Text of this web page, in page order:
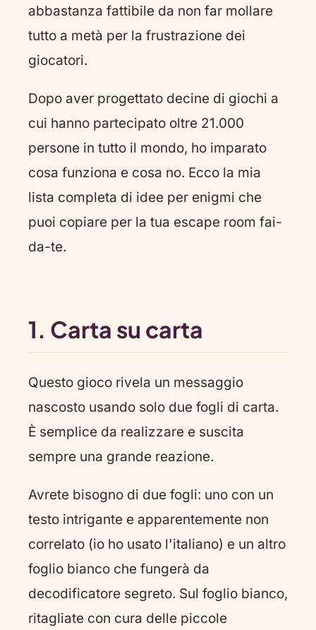
abbastanza fattibile da non far mollare
tutto a metà per la frustrazione dei
giocatori.
Dopo aver progettato decine di giochi a
cui hanno partecipato oltre 21.000
persone in tutto il mondo, ho imparato
cosa funziona e cosa no. Ecco la mia
lista completa di idee per enigmi che
puoi copiare per la tua escape room fai-
da-te.
1. Carta su carta
Questo gioco rivela un messaggio
nascosto usando solo due fogli di carta.
È semplice da realizzare e suscita
sempre una grande reazione.
Avrete bisogno di due fogli: uno con un
testo intrigante e apparentemente non
correlato (io ho usato l'italiano) e un altro
foglio bianco che fungerà da
decodificatore segreto. Sul foglio bianco,
ritagliate con cura delle piccole